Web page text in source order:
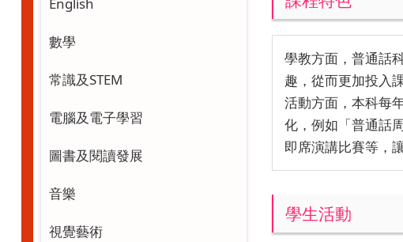
學教方面，普通話
趣，從而更加投入課
活動方面，本科每
化，例如「普通話
即席演講比賽等，
學生活動
數學
常識及STEM
電腦及電子學習
圖書及閱讀發展
音樂
視覺藝術